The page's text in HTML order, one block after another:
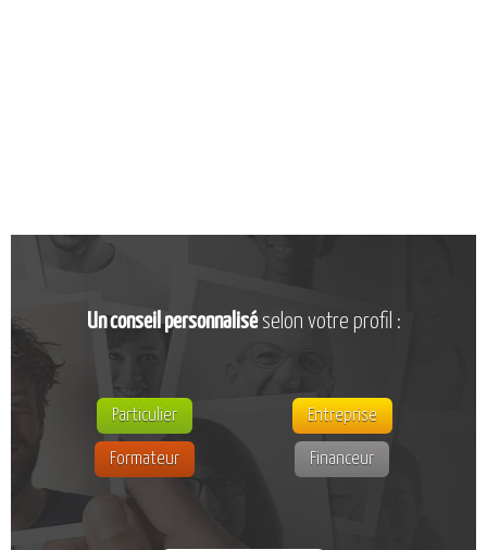
AGENDA
Un conseil personnaliséselon votre profil :
Particulier Entreprise
Formateur Financeur